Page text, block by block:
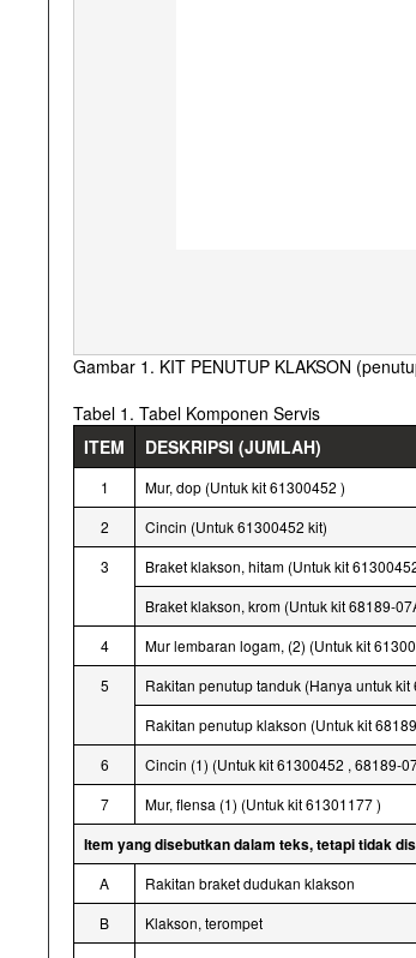
Gambar 1. KIT PENUTUP KLAKSON
Tabel 1. Tabel Komponen Servis
ITEM
DESKRIPSI (JUMLAH)
1 Mur, dop (Untuk kit 61300452 )
2
Cincin (Untuk 61300452 kit)
3
Braket klakson, hitam (Untuk kit
Braket klakson, krom (Untuk kit 68189-
4
Mur lembaran logam, (2) (Untuk kit
5
Rakitan penutup tanduk (Hanya untuk kit
Rakitan penutup klakson (Untuk kit
6
Cincin (1) (Untuk kit 61300452 , 68189-
7
Mur, flensa (1) (Untuk kit 61301177 )
Item yang disebutkan dalam teks, tetapi tidak
A
Rakitan braket dudukan klakson
B
Klakson, terompet